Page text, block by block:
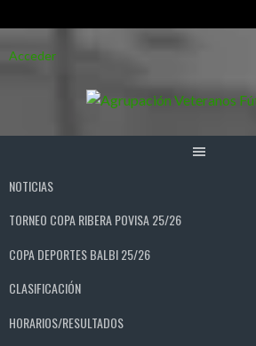
alAcceder
NOTICIAS
TORNEO COPA RIBERA POVISA 25/26
COPA DEPORTES BALBI 25/26
CLASIFICACIÓN
HORARIOS/RESULTADOS